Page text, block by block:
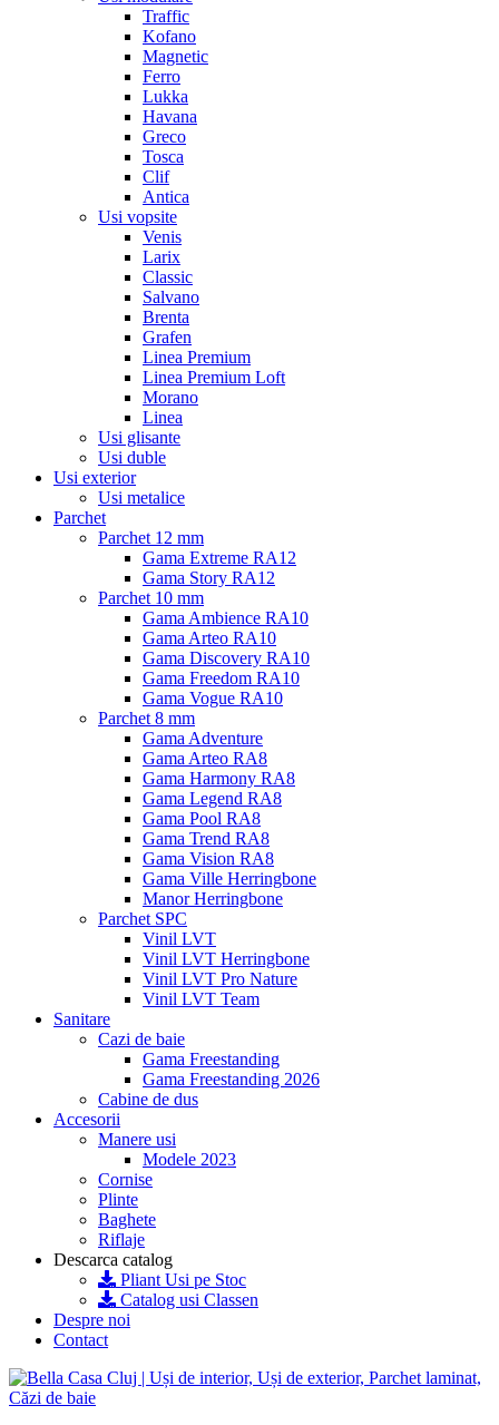
Traffic
Kofano
Magnetic
Ferro
Lukka
Havana
Greco
Tosca
Clif
Antica
Usi vopsite
Venis
Larix
Classic
Salvano
Brenta
Grafen
Linea Premium
Linea Premium Loft
Morano
Linea
Usi glisante
Usi duble
Usi exterior
Usi metalice
Parchet
Parchet 12 mm
Gama Extreme RA12
Gama Story RA12
Parchet 10 mm
Gama Ambience RA10
Gama Arteo RA10
Gama Discovery RA10
Gama Freedom RA10
Gama Vogue RA10
Parchet 8 mm
Gama Adventure
Gama Arteo RA8
Gama Harmony RA8
Gama Legend RA8
Gama Pool RA8
Gama Trend RA8
Gama Vision RA8
Gama Ville Herringbone
Manor Herringbone
Parchet SPC
Vinil LVT
Vinil LVT Herringbone
Vinil LVT Pro Nature
Vinil LVT Team
Sanitare
Cazi de baie
Gama Freestanding
Gama Freestanding 2026
Cabine de dus
Accesorii
Manere usi
Modele 2023
Cornise
Plinte
Baghete
Riflaje
Descarca catalog
Pliant Usi pe Stoc
Catalog usi Classen
Despre noi
Contact